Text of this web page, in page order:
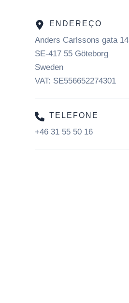
ENDEREÇO
Anders Carlssons gata 14
SE-417 55 Göteborg
Sweden
VAT: SE556652274301
TELEFONE
+46 31 55 50 16